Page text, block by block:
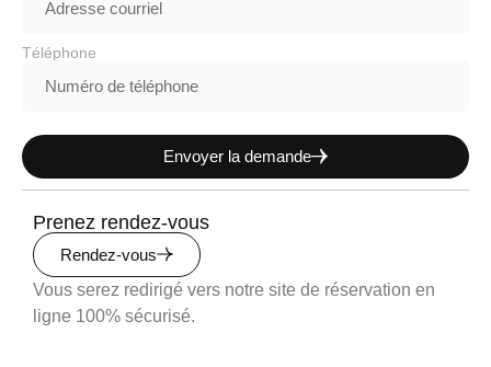
Téléphone
Envoyer la demande
Prenez rendez-vous
Rendez-vous
Vous serez redirigé vers notre site de réservation en
ligne 100% sécurisé.